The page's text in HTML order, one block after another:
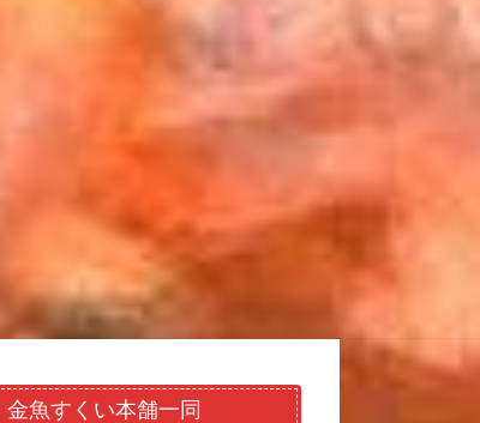
金魚すくい本舗一同